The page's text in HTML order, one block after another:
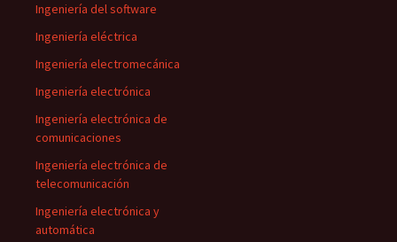
Ingeniería del software
Ingeniería eléctrica
Ingeniería electromecánica
Ingeniería electrónica
Ingeniería electrónica de
comunicaciones
Ingeniería electrónica de
telecomunicación
Ingeniería electrónica y
automática